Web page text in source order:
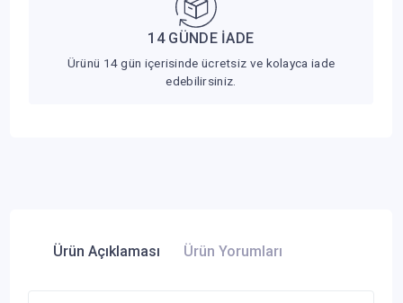
14 GÜNDE İADE
Ürünü 14 gün içerisinde ücretsiz ve kolayca iade
edebilirsiniz.
Ürün Açıklaması Ürün Yorumları